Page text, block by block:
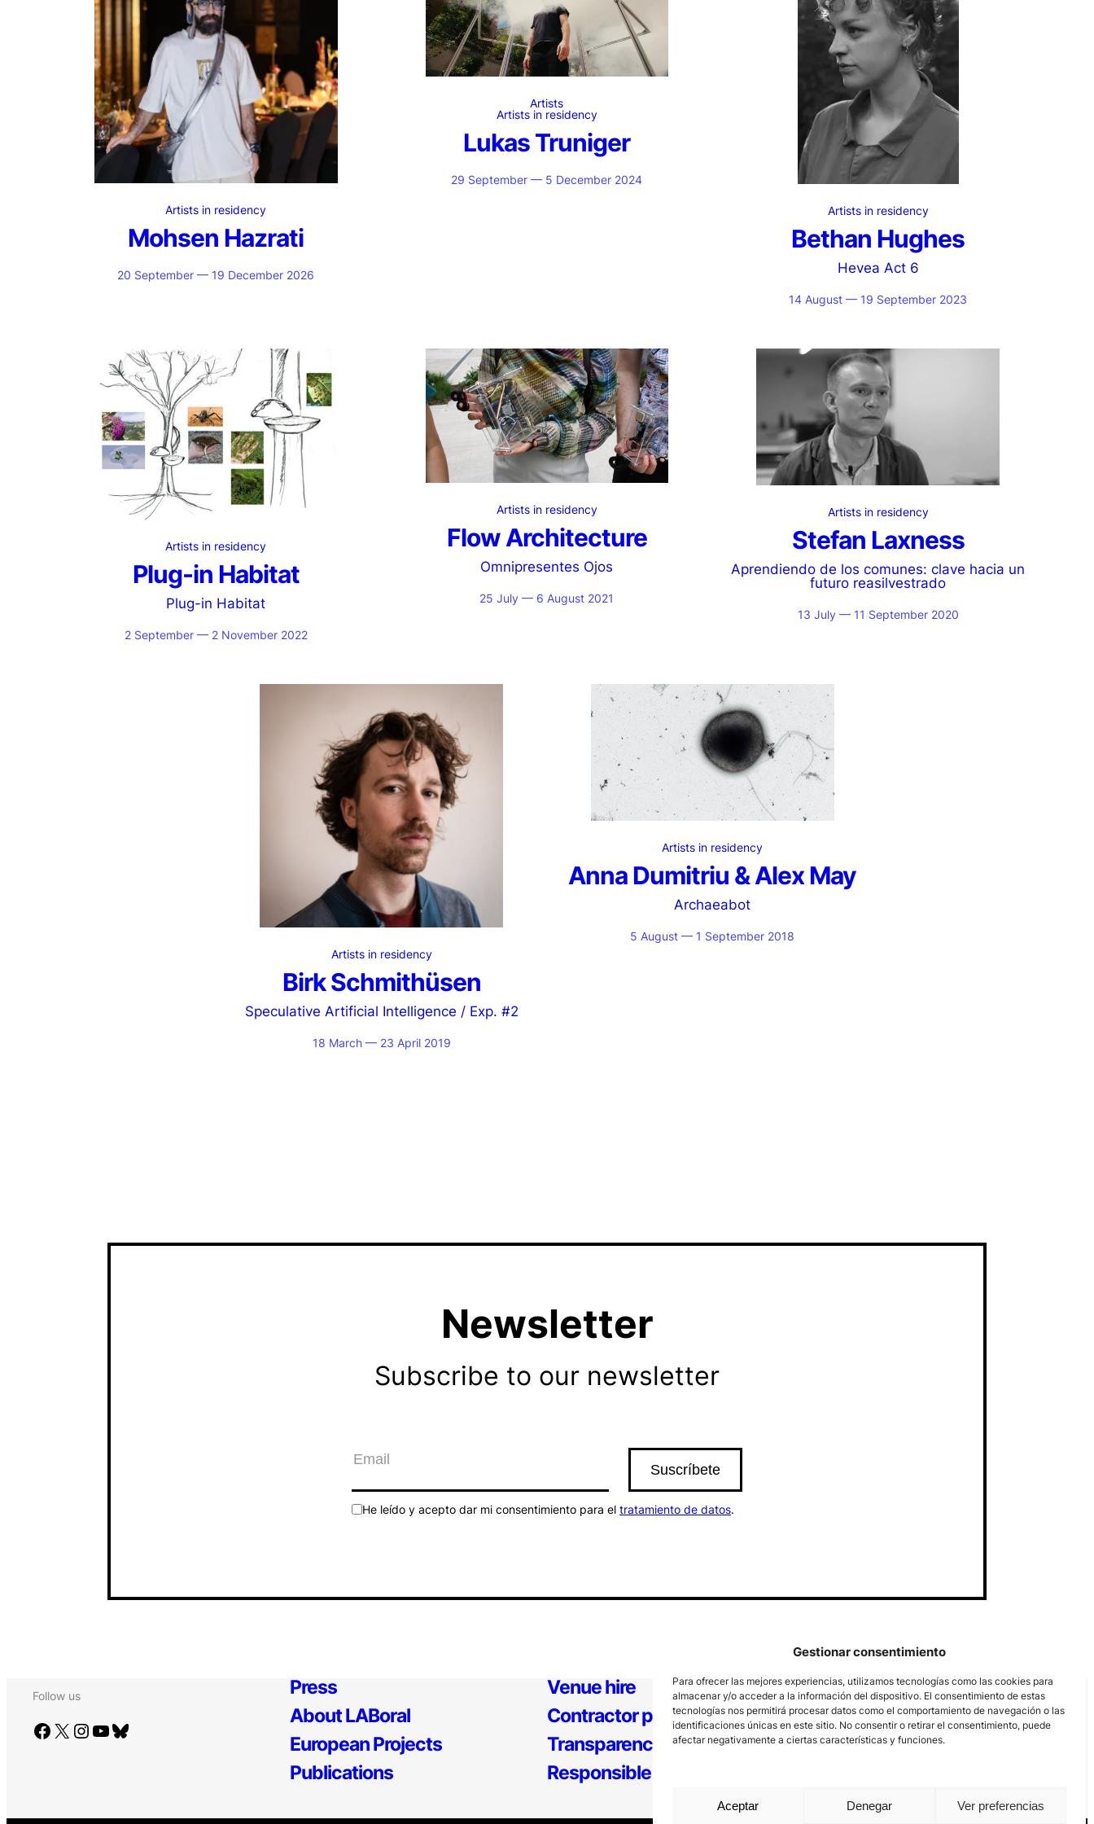
Gestionar consentimiento
Para ofrecer las mejores experiencias, utilizamos tecnologías como las cookies para
almacenar y/o acceder a la información del dispositivo. El consentimiento de estas
tecnologías nos permitirá procesar datos como el comportamiento de navegación o las
identificaciones únicas en este sitio. No consentir o retirar el consentimiento, puede
afectar negativamente a ciertas características y funciones.
Aceptar Denegar Ver preferencias
Artists in residency
Mohsen Hazrati
20 September — 19 December 2026
Artists
Artists in residency
Lukas Truniger
29 September — 5 December 2024
Artists in residency
Bethan Hughes
Hevea Act 6
14 August — 19 September 2023
Artists in residency
Plug-in Habitat
Plug-in Habitat
2 September — 2 November 2022
Artists in residency
Flow Architecture
Omnipresentes Ojos
25 July — 6 August 2021
Artists in residency
Stefan Laxness
Aprendiendo de los comunes: clave hacia un
futuro reasilvestrado
13 July — 11 September 2020
Artists in residency
Birk Schmithüsen
Speculative Artificial Intelligence / Exp. #2
18 March — 23 April 2019
Artists in residency
Anna Dumitriu & Alex May
Archaeabot
5 August — 1 September 2018
Newsletter
Subscribe to our newsletter
He leído y acepto dar mi consentimiento para el tratamiento de datos.
Follow us
Facebook X Instagram YouTube Bluesky
Press
About LABoral
European Projects
Publications
Venue hire
Contractor profile
Transparency
Responsible Policy